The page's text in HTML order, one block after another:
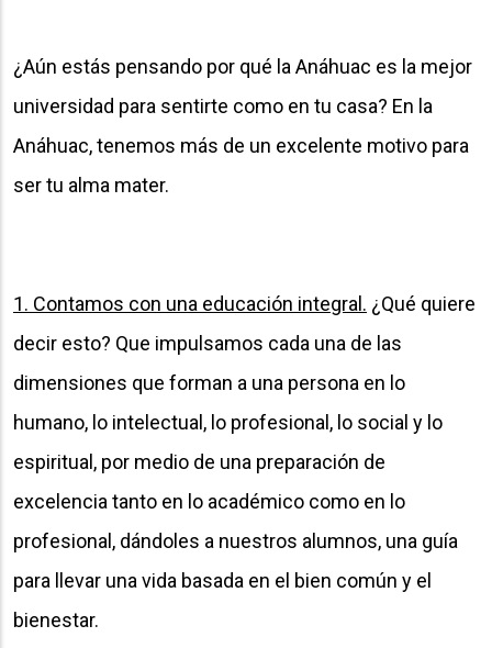
¿Aún estás pensando por qué la Anáhuac es la mejor
universidad para sentirte como en tu casa? En la
Anáhuac, tenemos más de un excelente motivo para
ser tu alma mater.
1. Contamos con una educación integral. ¿Qué quiere
decir esto? Que impulsamos cada una de las
dimensiones que forman a una persona en lo
humano, lo intelectual, lo profesional, lo social y lo
espiritual, por medio de una preparación de
excelencia tanto en lo académico como en lo
profesional, dándoles a nuestros alumnos, una guía
para llevar una vida basada en el bien común y el
bienestar.